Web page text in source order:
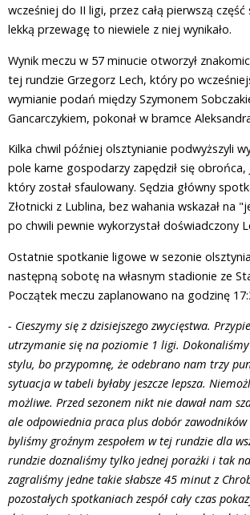
wcześniej do II ligi, przez całą pierwszą część
lekką przewagę to niewiele z niej wynikało.
Wynik meczu w 57 minucie otworzył
tej rundzie Grzegorz Lech, który po
wymianie podań między Szymonem
Gancarczykiem, pokonał w bramce
Kilka chwil później olsztynianie podwyższyli
pole karne gospodarzy zapędził się obrońca,
który został sfaulowany. Sędzia główny
Złotnicki z Lublina, bez wahania wskazał na
po chwili pewnie wykorzystał doświadczony
Ostatnie spotkanie ligowe w sezonie
następną sobotę na własnym stadionie ze
Początek meczu zaplanowano na godzinę
- Cieszymy się z dzisiejszego zwycięstwa.
utrzymanie się na poziomie 1 ligi.
stylu, bo przypomnę, że odebrano nam trzy
sytuacja w tabeli byłaby jeszcze lepsza.
możliwe. Przed sezonem nikt nie dawał nam
ale odpowiednia praca plus dobór zawodników
byliśmy groźnym zespołem w tej rundzie dla
rundzie doznaliśmy tylko jednej porażki i tak
zagraliśmy jedne takie słabsze 45 minut z
pozostałych spotkaniach zespół cały czas